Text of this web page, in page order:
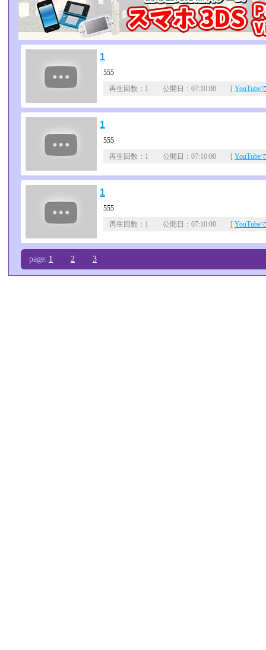
1
555
再生回数：1 公開日：07:10:00 [ YouTube
1
555
再生回数：1 公開日：07:10:00 [ YouTube
1
555
再生回数：1 公開日：07:10:00 [ YouTube
page: 1 2 3